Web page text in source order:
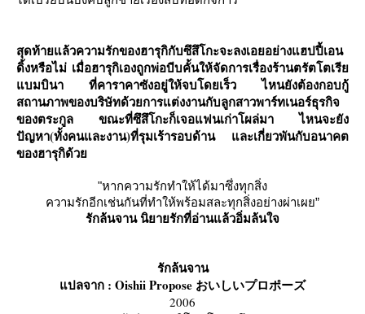
สุดท้ายแล้วความรักของฮารุกิกับซึสึโกะจะลงเอยอย่างแฮปปี้เอน
ดิ้งหรือไม่ เมื่อฮารุกิเองถูกพ่อบีบคั้นให้จัดการเรื่องร้านตรัตโตเรี
บมบินา ที่คาราคาซังอยู่ให้จบโดยเร็ว ไหนยังต้องกอบกู้
สถานภาพของบริษัทด้วยการแต่งงานกับลูกสาวพาร์ทเนอร์ธุรกิจ
ของตระกูล ขณะที่ซึสึโกะก็เจอแฟนเก่าโผล่มา ไหนจะยัง
ปัญหา(ทั้งคนและงาน)ที่รุมเร้ารอบด้าน และเกี่ยวพันกับอนาคต
ของฮารุกิด้ว
"หากความรักทำให้ได้มาซึ่งทุกสิ่ง
ความรักอีกเช่นกันที่ทำให้พร้อมสละทุกสิ่งอย่างผ่าเผย”
รักล้นจาน นิยายรักที่อ่านแล้วอิ่มล้นใจ
รักล้นจาน
ปลจาก : Oishii Propose おいしいプロポーズ
2006